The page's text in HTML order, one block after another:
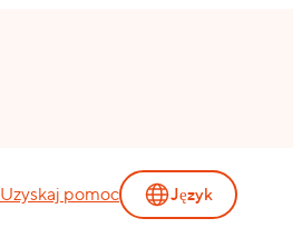
Uzyskaj pomoc Język